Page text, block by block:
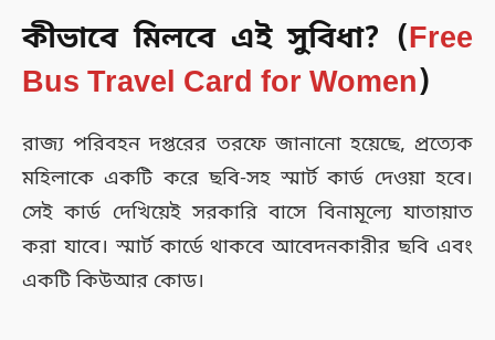
কীভাবে মিলবে এই সুবিধা? (Free
Bus Travel Card for Women)
রাজ্য পরিবহন দপ্তরের তরফে জানানো হয়েছে, প্রত্যেক
মহিলাকে একটি করে ছবি-সহ স্মার্ট কার্ড দেওয়া হবে।
সেই কার্ড দেখিয়েই সরকারি বাসে বিনামূল্যে যাতায়াত
করা যাবে। স্মার্ট কার্ডে থাকবে আবেদনকারীর ছবি এবং
একটি কিউআর কোড।